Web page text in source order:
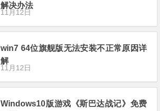
解决办法
11月12日
win7 64位旗舰版无法安装不正常原因详
解
11月12日
Windows10版游戏《斯巴达战记》免费